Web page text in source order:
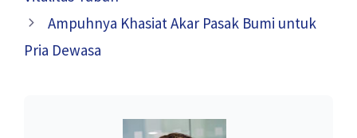
Ampuhnya Khasiat Akar Pasak Bumi untuk
Pria Dewasa